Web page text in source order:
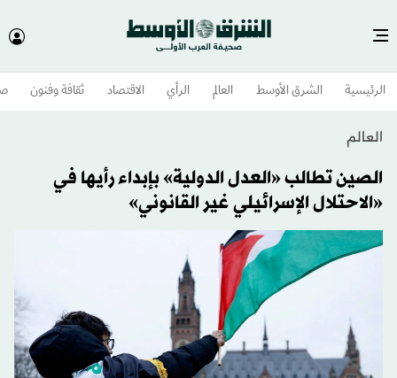
الرئيسية الشرق الأوسط​ العالم الرأي الاقتصاد ثقافة وفنون
العالم
الصين تطالب «العدل الدولية» بإبداء رأيها في
«الاحتلال الإسرائيلي غير القانوني»